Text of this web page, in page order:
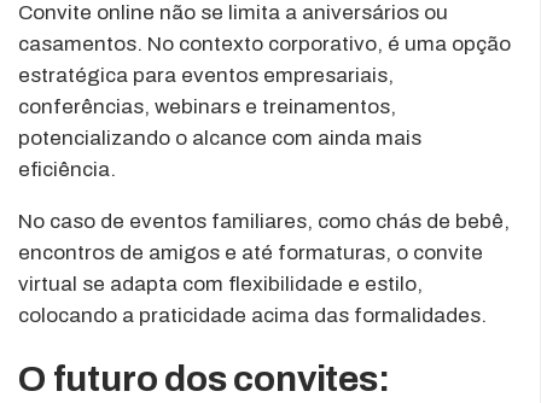
Convite online não se limita a aniversários ou
casamentos. No contexto corporativo, é uma opção
estratégica para eventos empresariais,
conferências, webinars e treinamentos,
potencializando o alcance com ainda mais
eficiência.
No caso de eventos familiares, como chás de bebê,
encontros de amigos e até formaturas, o convite
virtual se adapta com flexibilidade e estilo,
colocando a praticidade acima das formalidades.
O futuro dos convites: